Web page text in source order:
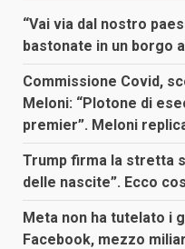
“Vai via dal nostro
bastonate in un borgo
Commissione Covid,
Meloni: “Plotone di
premier”. Meloni
Trump firma la stretta
delle nascite”. Ecco
Meta non ha tutelato i
Facebook, mezzo